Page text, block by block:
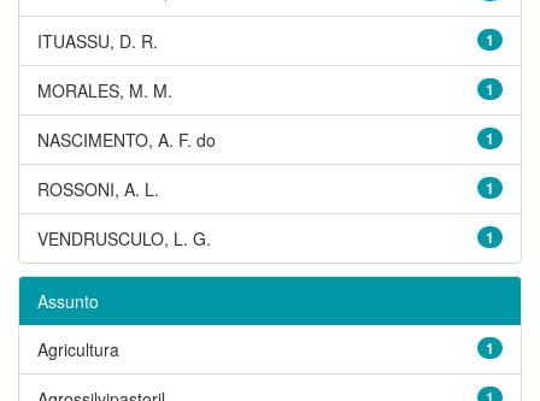
1
ITUASSU, D. R.
1
MORALES, M. M.
1
NASCIMENTO, A. F. do
1
ROSSONI, A. L.
1
VENDRUSCULO, L. G.
Assunto
1
Agricultura